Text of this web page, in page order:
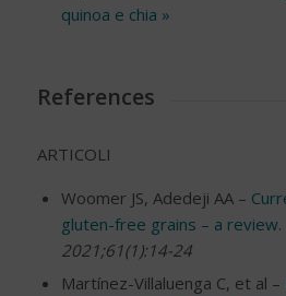
quinoa e chia »
References
ARTICOLI
Woomer JS, Adedeji AA –
gluten-free grains – a review.
2021;61(1):14-24
Martínez-Villaluenga C, et al –